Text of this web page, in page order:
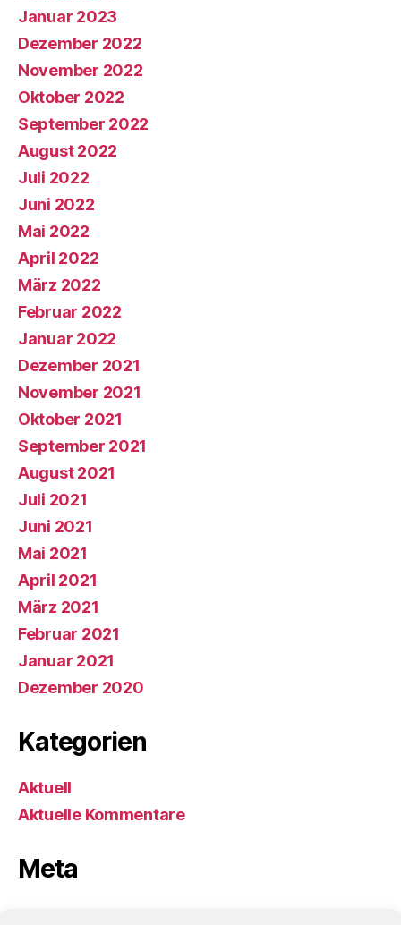
Januar 2023
Dezember 2022
November 2022
Oktober 2022
September 2022
August 2022
Juli 2022
Juni 2022
Mai 2022
April 2022
März 2022
Februar 2022
Januar 2022
Dezember 2021
November 2021
Oktober 2021
September 2021
August 2021
Juli 2021
Juni 2021
Mai 2021
April 2021
März 2021
Februar 2021
Januar 2021
Dezember 2020
Kategorien
Aktuell
Aktuelle Kommentare
Meta